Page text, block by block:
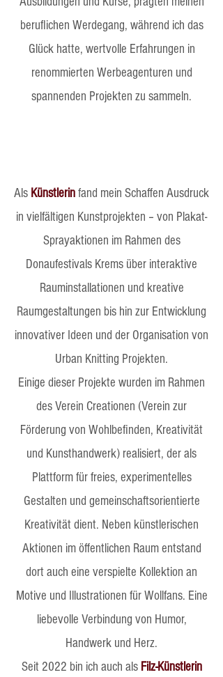
beruflichen Werdegang, während ich das
Glück hatte, wertvolle Erfahrungen in
renommierten Werbeagenturen und
spannenden Projekten zu sammeln.
Als Künstlerinfand mein Schaffen Ausdruck
in vielfältigen Kunstprojekten – von Plakat-
Sprayaktionen im Rahmen des
Donaufestivals Krems über interaktive
Rauminstallationen und kreative
Raumgestaltungen bis hin zur Entwicklung
innovativer Ideen und der Organisation von
Urban Knitting Projekten.
Einige dieser Projekte wurden im Rahmen
desVerein Creationen (Verein zur
Förderung von Wohlbefinden, Kreativität
und Kunsthandwerk) realisiert, der als
Plattform für freies, experimentelles
Gestalten und gemeinschaftsorientierte
Kreativität dient. Neben künstlerischen
Aktionen im öffentlichen Raum entstand
dort auch eine verspielte Kollektion an
Motive und Illustrationen für Wollfans. Eine
liebevolle Verbindung von Humor,
Handwerk und Herz.
Seit 2022 bin ich auch als Filz-Künstlerin